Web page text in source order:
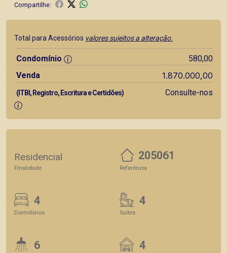
Compartilhe:
Total para Acessórios valores sujeitos a alteração.
Condomínio
580,00
Venda
1.870.000,00
(ITBI, Registro, Escritura e Certidões) Consulte-nos
Residencial
Finalidade
205061
Referência
4
Dormitórios
4
Suítes
6 4